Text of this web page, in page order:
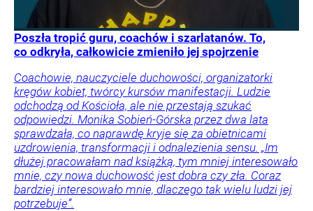
Poszła tropić guru, coachów i szarlatanów. To,
co odkryła, całkowicie zmieniło jej spojrzenie
Coachowie, nauczyciele duchowości, organizatorki
kręgów kobiet, twórcy kursów manifestacji. Ludzie
odchodzą od Kościoła, ale nie przestają szukać
odpowiedzi. Monika Sobień-Górska przez dwa lata
sprawdzała, co naprawdę kryje się za obietnicami
uzdrowienia, transformacji i odnalezienia sensu. „Im
dłużej pracowałam nad książką, tym mniej interesowało
mnie, czy nowa duchowość jest dobra czy zła. Coraz
bardziej interesowało mnie, dlaczego tak wielu ludzi jej
potrzebuje”.